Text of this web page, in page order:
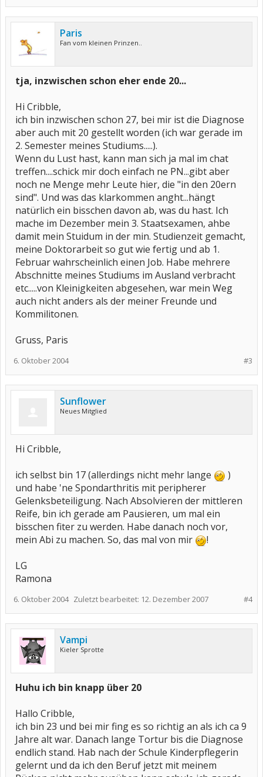
Paris
Fan vom kleinen Prinzen..
tja, inzwischen schon eher ende 20...
Hi Cribble,
ich bin inzwischen schon 27, bei mir ist die Diagnose
aber auch mit 20 gestellt worden (ich war gerade im
2. Semester meines Studiums.....).
Wenn du Lust hast, kann man sich ja mal im chat
treffen....schick mir doch einfach ne PN...gibt aber
noch ne Menge mehr Leute hier, die "in den 20ern
sind". Und was das klarkommen anght...hängt
natürlich ein bisschen davon ab, was du hast. Ich
mache im Dezember mein 3. Staatsexamen, ahbe
damit mein Stuidum in der min. Studienzeit gemacht,
meine Doktorarbeit so gut wie fertig und ab 1.
Februar wahrscheinlich einen Job. Habe mehrere
Abschnitte meines Studiums im Ausland verbracht
etc.....von Kleinigkeiten abgesehen, war mein Weg
auch nicht anders als der meiner Freunde und
Kommilitonen.
Gruss, Paris
#3
6. Oktober 2004
Sunflower
Neues Mitglied
Hi Cribble,
ich selbst bin 17 (allerdings nicht mehr lange
)
und habe 'ne Spondarthritis mit peripherer
Gelenksbeteiligung. Nach Absolvieren der mittleren
Reife, bin ich gerade am Pausieren, um mal ein
bisschen fiter zu werden. Habe danach noch vor,
mein Abi zu machen. So, das mal von mir
!
LG
Ramona
#4
6. Oktober 2004 Zuletzt bearbeitet: 12. Dezember 2007
Vampi
Kieler Sprotte
Huhu ich bin knapp über 20
Hallo Cribble,
ich bin 23 und bei mir fing es so richtig an als ich ca 9
Jahre alt war. Danach lange Tortur bis die Diagnose
endlich stand. Hab nach der Schule Kinderpflegerin
gelernt und da ich den Beruf jetzt mit meinem